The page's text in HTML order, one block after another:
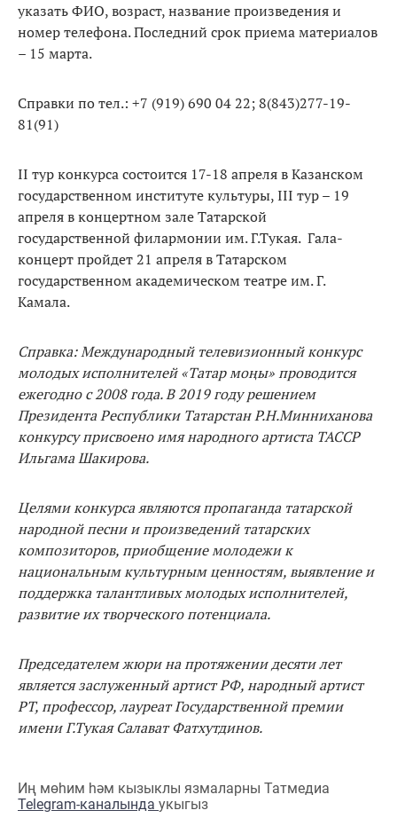
указать ФИО, возраст, название произведения и
номер телефона. Последний срок приема материалов
– 15 марта.
Справки по тел.: +7 (919) 690 04 22; 8(843)277-19-
81(91)
II тур конкурса состоится 17-18 апреля в Казанском
государственном институте культуры, III тур – 19
апреля в концертном зале Татарской
государственной филармонии им. Г.Тукая. Гала-
концерт пройдет 21 апреля в Татарском
государственном академическом театре им. Г.
Камала.
Справка: Международный телевизионный конкурс
молодых исполнителей «Татар моңы» проводится
ежегодно с 2008 года. В 2019 году решением
Президента Республики Татарстан Р.Н.Минниханова
конкурсу присвоено имя народного артиста ТАССР
Ильгама Шакирова.
Целями конкурса являются пропаганда татарской
народной песни и произведений татарских
композиторов, приобщение молодежи к
национальным культурным ценностям, выявление и
поддержка талантливых молодых исполнителей,
развитие их творческого потенциала.
Председателем жюри на протяжении десяти лет
является заслуженный артист РФ, народный артист
РТ, профессор, лауреат Государственной премии
имени Г.Тукая Салават Фатхутдинов.
Иң мөһим һәм кызыклы язмаларны Татмедиа
Telegram-каналында укыгыз